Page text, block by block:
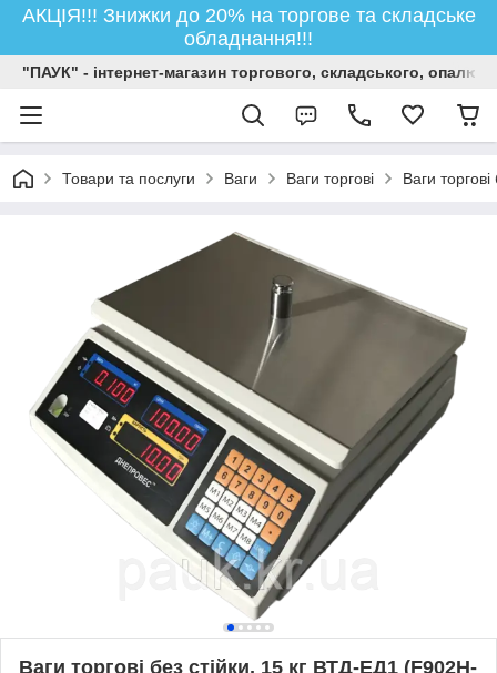
АКЦІЯ!!! Знижки до 20% на торгове та складське
обладнання!!!
"ПАУК" - інтернет-магазин торгового, складського,
Товари та послуги Ваги Ваги торгові Ваги
Ваги торгові без стійки, 15 кг ВТД-ЕД1 (F902H-